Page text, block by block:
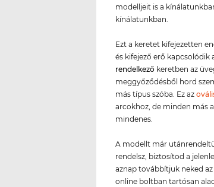
modelljeit is a
kínálatunkban.
Ezt a keretet kifejezetten
és kifejező erő kapcsolódik
rendelkező keretben az
meggyőződésből hord
más típus szóba. Ez az
arcokhoz, de minden más
mindenes.
A modellt már
rendelsz, biztosítod a
aznap továbbítjuk neked
online boltban tartósan